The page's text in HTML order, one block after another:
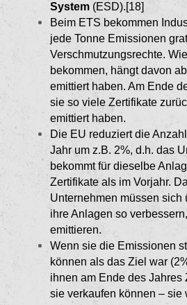
System(ESD).[18]
Beim ETS bekommen
jede Tonne Emissionen
Verschmut­zungsrechte.
bekommen, hängt davon
emittiert haben. Am Ende
sie so viele Zertifikate
emittiert haben.
Die EU reduziert die
Jahr um z.B. 2%, d.h. das
bekommt für dieselbe
Zertifikate als im Vorjahr.
Unternehmen müssen sich
ihre Anlagen so
emittieren.
Wenn sie die Emissionen
kön­nen als das Ziel war
ihnen am Ende des Jahres
sie verkaufen können – sie